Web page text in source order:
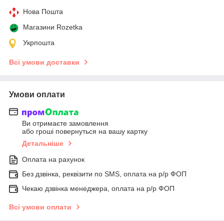
Нова Пошта
Магазини Rozetka
Укрпошта
Всі умови доставки
Умови оплати
Ви отримаєте замовлення
або гроші повернуться на вашу картку
Детальніше
Оплата на рахунок
Без дзвінка, реквізити по SMS, оплата на р/р ФОП
Чекаю дзвінка менеджера, оплата на р/р ФОП
Всі умови оплати